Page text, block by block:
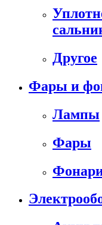
Другое
Фары и
Лампы
Фары